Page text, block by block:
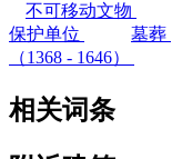
不可移动文物
保护单位
墓葬
（1368 - 1646）
相关词条